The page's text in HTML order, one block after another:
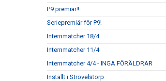
P9 premiär!!
Seriepremiär för P9!
Internmatcher 18/4
Internmatcher 11/4
Internmatcher 4/4 - INGA FÖRÄLDRAR
Inställt i Strövelstorp